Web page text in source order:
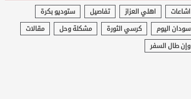
اشاعات اهلي العزاز تفاصيل ستوديو بكرة
سودان اليوم كرسي الثورة مشكلة وحل مقالات
وإن طال السفر